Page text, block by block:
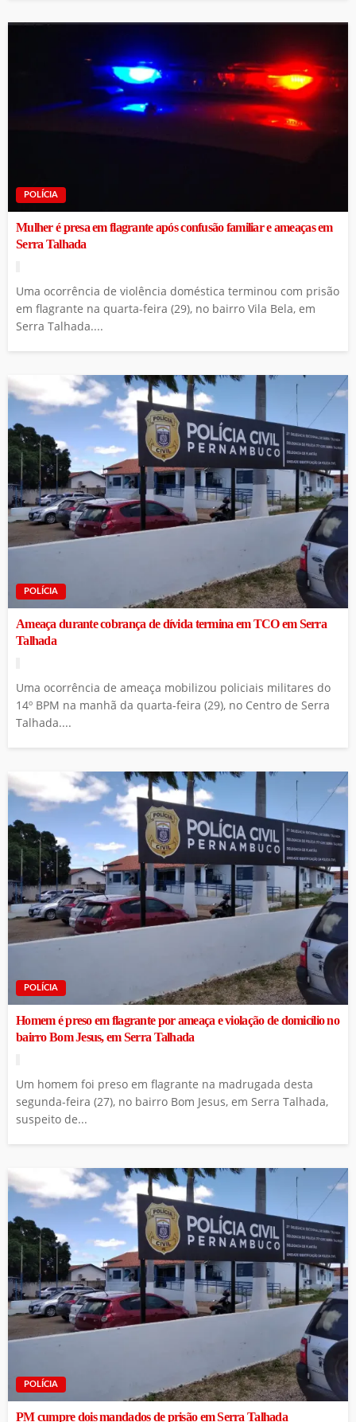
POLÍCIA
Mulher é presa em flagrante após confusão familiar e ameaças em
Serra Talhada
Uma ocorrência de violência doméstica terminou com prisão
em flagrante na quarta-feira (29), no bairro Vila Bela, em
Serra Talhada....
POLÍCIA
Ameaça durante cobrança de dívida termina em TCO em Serra
Talhada
Uma ocorrência de ameaça mobilizou policiais militares do
14º BPM na manhã da quarta-feira (29), no Centro de Serra
Talhada....
POLÍCIA
Homem é preso em flagrante por ameaça e violação de domicílio no
bairro Bom Jesus, em Serra Talhada
Um homem foi preso em flagrante na madrugada desta
segunda-feira (27), no bairro Bom Jesus, em Serra Talhada,
suspeito de...
POLÍCIA
PM cumpre dois mandados de prisão em Serra Talhada